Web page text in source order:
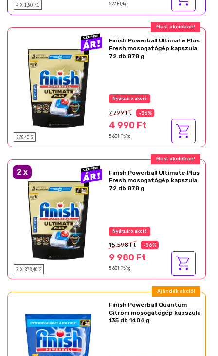
4 X 1,50 KG 527 Ft/kg
Ajándék akció!
878,40 G
Finish Powerball Ultimate Plus
Fresh mosogatógép kapszula
72 db 878 g
Az akció részletei
7 799 Ft -36%
4 990 Ft
5 681 Ft/kg
Ajándék akció!
2 x
2 X 878,40 G
Finish Powerball Ultimate Plus
Fresh mosogatógép kapszula
72 db 878 g
Az akció részletei
15 598 Ft -36%
9 980 Ft
5 681 Ft/kg
Ajándék akció!
Finish Powerball Quantum
Citrom mosogatógép kapszula
135 db 1404 g